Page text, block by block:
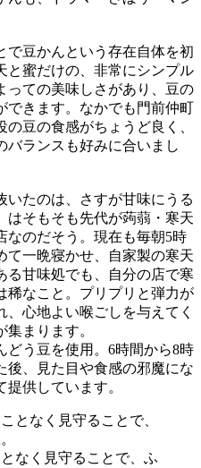
で豆かんという存在自体を初
と蜜だけの、非常にシンプル
っての美味しさがあり、豆の
できます。なかでも門前仲町
豆の食感がちょうど良く、
バランスも好みに合いまし
いたのは、さすが甘味にうる
はそもそも先代が蒟蒻・寒天
なのだそう。現在も毎朝5時
て一晩寝かせ、自家製の寒天
る甘味処でも、自分の店で寒
稀なこと。プリプリと弾力が
心地よい喉ごしを与えてく
まります。
どう豆を使用。6時間から8時
後、見た目や食感の邪魔にな
供しています。
なく見守ることで、ふ